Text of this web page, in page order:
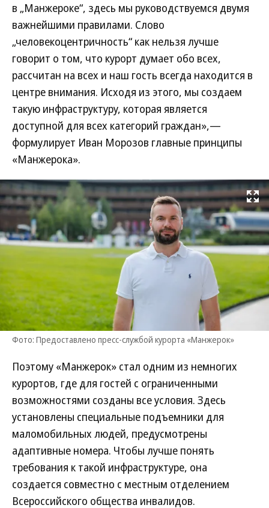
в „Манжероке“, здесь мы руководствуемся двумя
важнейшими правилами. Cлово
„человекоцентричность“ как нельзя лучше
говорит о том, что курорт думает обо всех,
рассчитан на всех и наш гость всегда находится в
центре внимания. Исходя из этого, мы создаем
такую инфраструктуру, которая является
доступной для всех категорий граждан»,—
формулирует Иван Морозов главные принципы
«Манжерока».
Развернуть
Фото: Предоставлено пресс-службой курорта «Манжерок»
Поэтому «Манжерок» стал одним из немногих
курортов, где для гостей с ограниченными
возможностями созданы все условия. Здесь
установлены специальные подъемники для
маломобильных людей, предусмотрены
адаптивные номера. Чтобы лучше понять
требования к такой инфраструктуре, она
создается совместно с местным отделением
Всероссийского общества инвалидов.